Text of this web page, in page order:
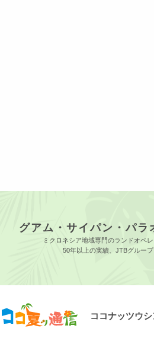
グアム・サイパン・パラ
ミクロネシア地域専門のランドオペ
50年以上の実績、JTBグループ
ココナッツウ